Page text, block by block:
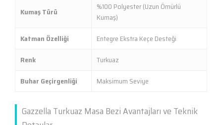
Kumaş Türü
%100 Polyester (Uzun Ömürlü
Kumaş)
Katman Özelliği
Entegre Ekstra Keçe Desteği
Renk
Turkuaz
Buhar Geçirgenliği
Maksimum Seviye
Gazzella Turkuaz Masa Bezi Avantajları ve Teknik